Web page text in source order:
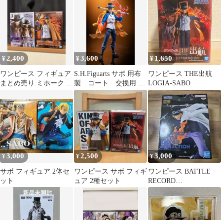
¥2,400
ワンピース フィギュア
まとめ売り ミホーク サ
¥3,600
S.H.Figuarts サボ 用布
製 コート 交換用 ワ
ンピース 本体なし
¥1,650
ワンピース THE出航
LOGIA-SABO
¥3,000
サボ フィギュア 2体セ
ット
¥2,500
ワンピース サボ フィギ
ュア 2種セット
¥3,000
ワンピース BATTLE
RECORD
COLLECTION サボ